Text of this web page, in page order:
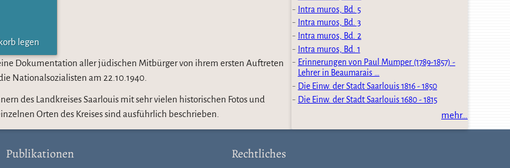
legen
Dokumentation aller jüdischen Mitbürger von ihrem ersten Auftreten
Nationalsozialisten am 22.10.1940.
des Landkreises Saarlouis mit sehr vielen historischen Fotos und
Orten des Kreises sind ausführlich beschrieben.
Intra muros, Bd. 5
Intra muros, Bd. 3
Intra muros, Bd. 2
Intra muros, Bd. 1
Erinnerungen von Paul Mumper (1789-1857) -
Lehrer in Beaumarais …
Die Einw. der Stadt Saarlouis 1816 - 1850
Die Einw. der Stadt Saarlouis 1680 - 1815
mehr…
Publikationen Rechtliches